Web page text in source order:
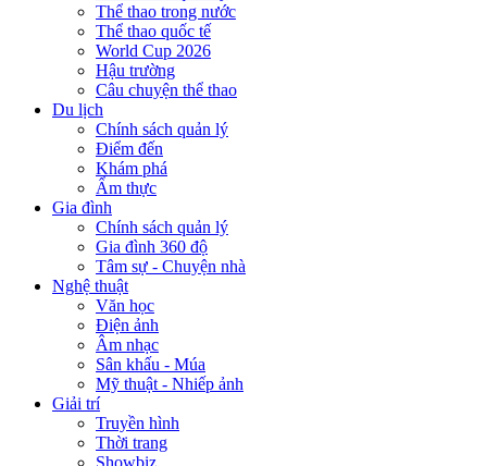
Thể thao trong nước
Thể thao quốc tế
World Cup 2026
Hậu trường
Câu chuyện thể thao
Du lịch
Chính sách quản lý
Điểm đến
Khám phá
Ẩm thực
Gia đình
Chính sách quản lý
Gia đình 360 độ
Tâm sự - Chuyện nhà
Nghệ thuật
Văn học
Điện ảnh
Âm nhạc
Sân khấu - Múa
Mỹ thuật - Nhiếp ảnh
Giải trí
Truyền hình
Thời trang
Showbiz